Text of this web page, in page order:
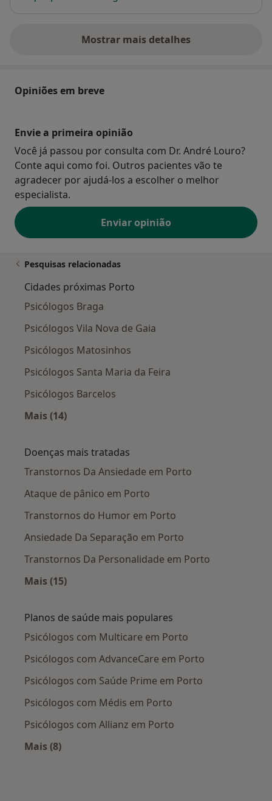
Mostrar mais detalhes
sobre o endereço
Opiniões em breve
Envie a primeira opinião
Você já passou por consulta com Dr. André Louro?
Conte aqui como foi. Outros pacientes vão te
agradecer por ajudá-los a escolher o melhor
especialista.
Enviar opinião
Pesquisas relacionadas
Cidades próximas Porto
Psicólogos Braga
Psicólogos Vila Nova de Gaia
Psicólogos Matosinhos
Psicólogos Santa Maria da Feira
Psicólogos Barcelos
Mais (14)
Doenças mais tratadas
Transtornos Da Ansiedade em Porto
Ataque de pânico em Porto
Transtornos do Humor em Porto
Ansiedade Da Separação em Porto
Transtornos Da Personalidade em Porto
Mais (15)
Planos de saúde mais populares
Psicólogos com Multicare em Porto
Psicólogos com AdvanceCare em Porto
Psicólogos com Saúde Prime em Porto
Psicólogos com Médis em Porto
Psicólogos com Allianz em Porto
Mais (8)